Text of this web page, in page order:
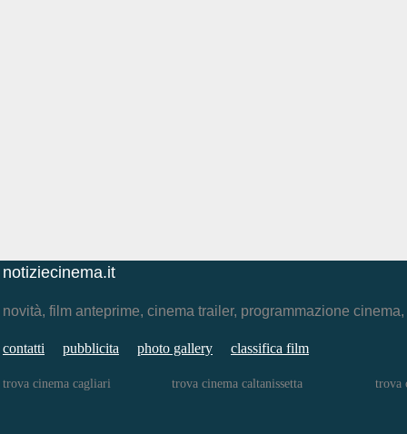
notiziecinema.it
novità, film anteprime, cinema trailer, programmazione
contatti pubblicita photo gallery classifica film
trova cinema cagliari trova cinema caltanissetta trova